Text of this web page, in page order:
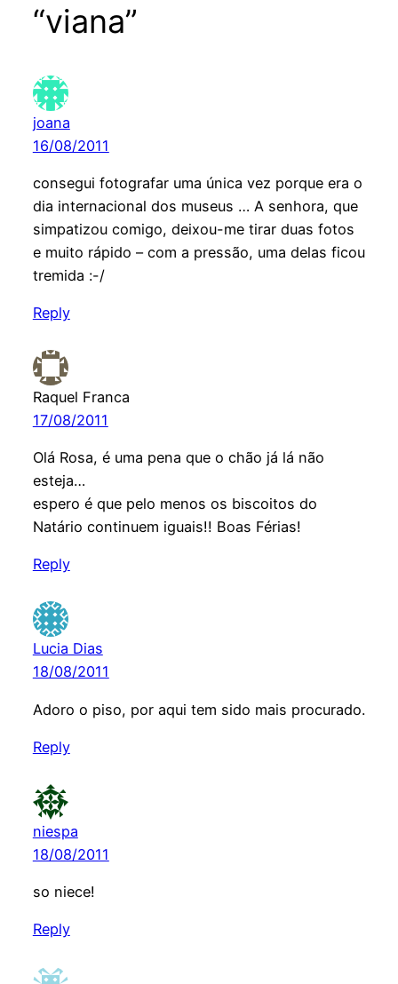
“viana”
joana
16/08/2011
consegui fotografar uma única vez porque era o
dia internacional dos museus … A senhora, que
simpatizou comigo, deixou-me tirar duas fotos
e muito rápido – com a pressão, uma delas ficou
tremida :-/
Reply
Raquel Franca
17/08/2011
Olá Rosa, é uma pena que o chão já lá não
esteja…
espero é que pelo menos os biscoitos do
Natário continuem iguais!! Boas Férias!
Reply
Lucia Dias
18/08/2011
Adoro o piso, por aqui tem sido mais procurado.
Reply
niespa
18/08/2011
so niece!
Reply